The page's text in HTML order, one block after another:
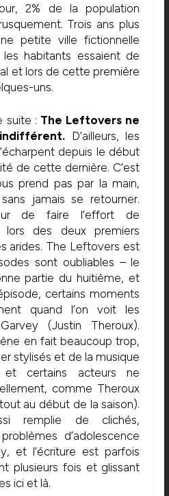
2% de la population
Trois ans plus
petite ville fictionnelle
habitants essaient de
et lors de cette première
uns.
suite : The Leftovers ne
D’ailleurs, les
depuis le début
de cette dernière. C’est
prend pas par la main,
jamais se retourner.
de faire l’effort de
lors des deux premiers
arides. The Leftovers est
sont oubliables – le
partie du huitième, et
certains moments
quand l’on voit les
(Justin Theroux).
en fait beaucoup trop,
stylisés et de la musique
certains acteurs ne
comme Theroux
au début de la saison).
remplie de clichés,
d’adolescence
et l’écriture est parfois
plusieurs fois et glissant
ici et là.